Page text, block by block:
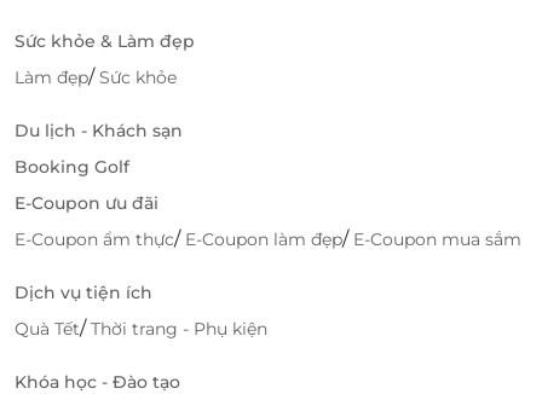
Sức khỏe & Làm đẹp
Làm đẹp/Sức khỏe
Du lịch - Khách sạn
Booking Golf
E-Coupon ưu đãi
E-Coupon ẩm thực/ E-Coupon làm đẹp/ E-Coupon mua sắm
Dịch vụ tiện ích
Quà Tết/Thời trang - Phụ kiện
Khóa học - Đào tạo